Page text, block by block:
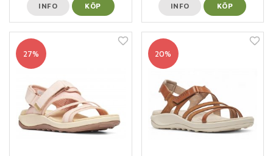
INFO KÖP INFO KÖP
27% 20%